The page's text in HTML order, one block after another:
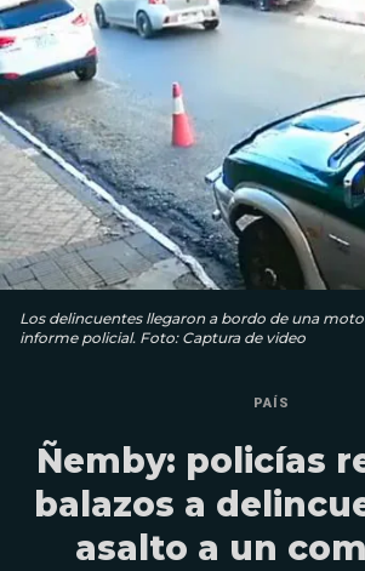
Los delincuentes llegaron a bordo de una
informe policial. Foto: Captura de video
PAÍS
Ñemby: policías
balazos a
asalto a un